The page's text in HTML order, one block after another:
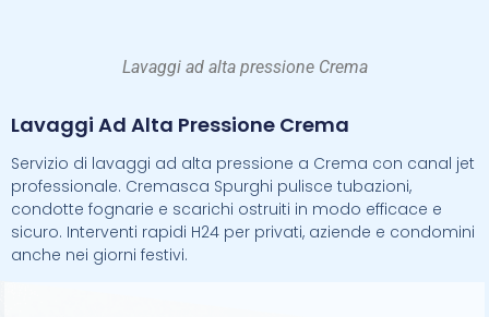
Lavaggi ad alta pressione Crema
Lavaggi Ad Alta Pressione Crema
Servizio di lavaggi ad alta pressione a Crema con canal jet
professionale. Cremasca Spurghi pulisce tubazioni,
condotte fognarie e scarichi ostruiti in modo efficace e
sicuro. Interventi rapidi H24 per privati, aziende e condomini
anche nei giorni festivi.